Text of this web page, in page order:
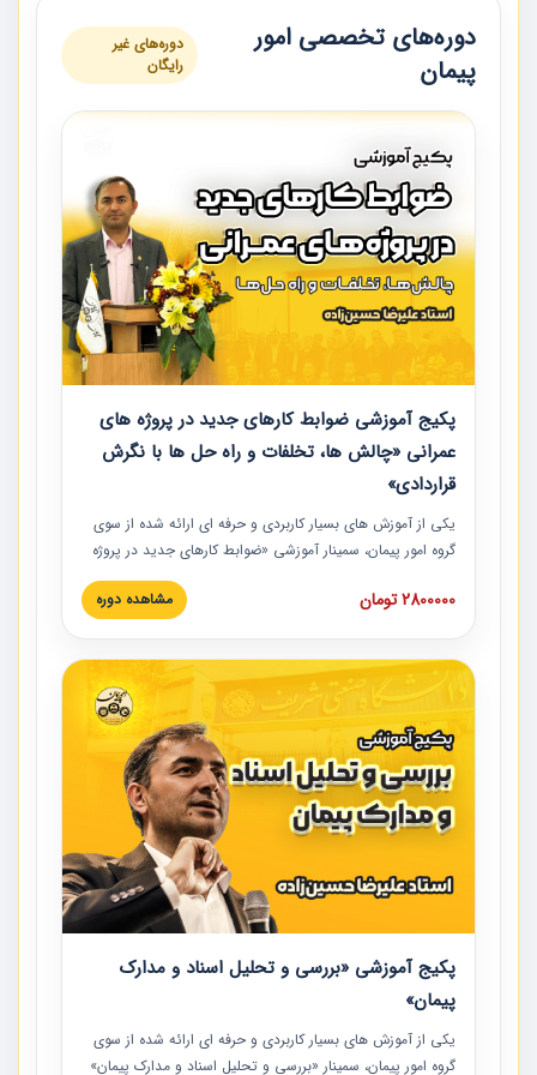
دوره‌های تخصصی امور
پیمان
دوره‌های غیر
رایگان
پکیج آموزشی ضوابط کارهای جدید در پروژه های
عمرانی «چالش ها، تخلفات و راه حل ها با نگرش
قراردادی»
یکی از آموزش‏‏‏‏‏‏ های بسیار کاربردی و حرفه‏ ای ارائه شده از سوی
گروه امور پیمان، سمینار آموزشی «ضوابط کارهای جدید در پروژه
های عمرانی» چالش ها، تخلفات و راه حل ها با نگرش قراردادی
است که در محل سندیکای شرکت های ساختمانی کشور ارائه شد.
مدارک پیمان به همراه تجربیات عملی ارائه شده است.
2800000 تومان مشاهده دوره
پکیج آموزشی «بررسی و تحلیل اسناد و مدارک
پیمان»
یکی از آموزش‏‏‏‏‏‏ های بسیار کاربردی و حرفه‏ ای ارائه شده از سوی
گروه امور پیمان، سمینار «بررسی و تحلیل اسناد و مدارک پیمان»